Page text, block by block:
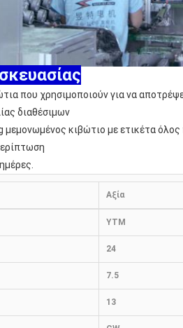
που χρησιμοποιούν για να
διαθέσιμων
μεμονωμένος κιβώτιο με ετικέτα
Αξία
YTM
24
7.5
13